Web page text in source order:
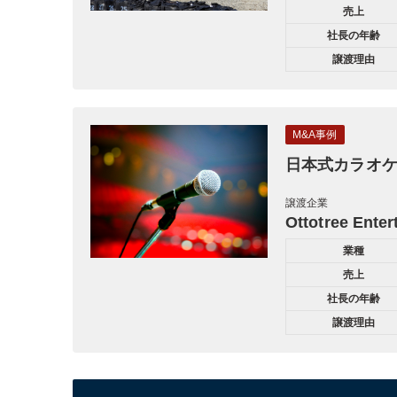
売上
社長の年齢
譲渡理由
M&A事例
日本式カラオ
譲渡企業
Ottotree
業種
売上
社長の年齢
譲渡理由